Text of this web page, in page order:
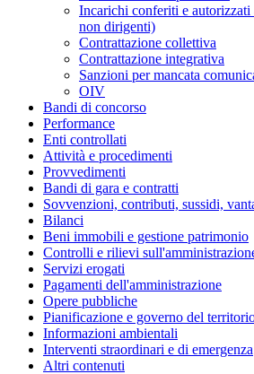
Incarichi conferiti e
non dirigenti)
Contrattazione collettiva
Contrattazione integrativa
Sanzioni per mancata
OIV
Bandi di concorso
Performance
Enti controllati
Attività e procedimenti
Provvedimenti
Bandi di gara e contratti
Sovvenzioni, contributi, sussidi,
Bilanci
Beni immobili e gestione patrimonio
Controlli e rilievi
Servizi erogati
Pagamenti dell'amministrazione
Opere pubbliche
Pianificazione e governo del
Informazioni ambientali
Interventi straordinari e di emergenza
Altri contenuti